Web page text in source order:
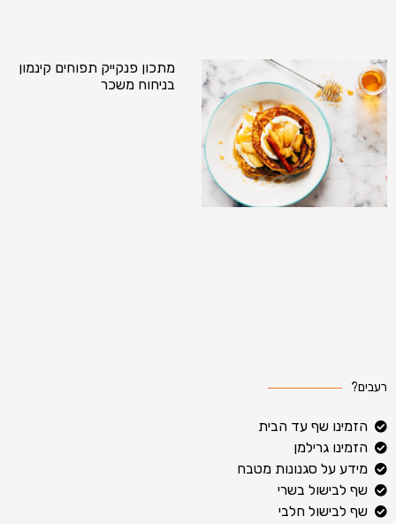
מתכון פנקייק תפוחים קינמון
בניחוח משכר
רעבים?
הזמינו שף עד הבית
הזמינו גרילמן
מידע על סגנונות מטבח
שף לבישול בשרי
שף לבישול חלבי